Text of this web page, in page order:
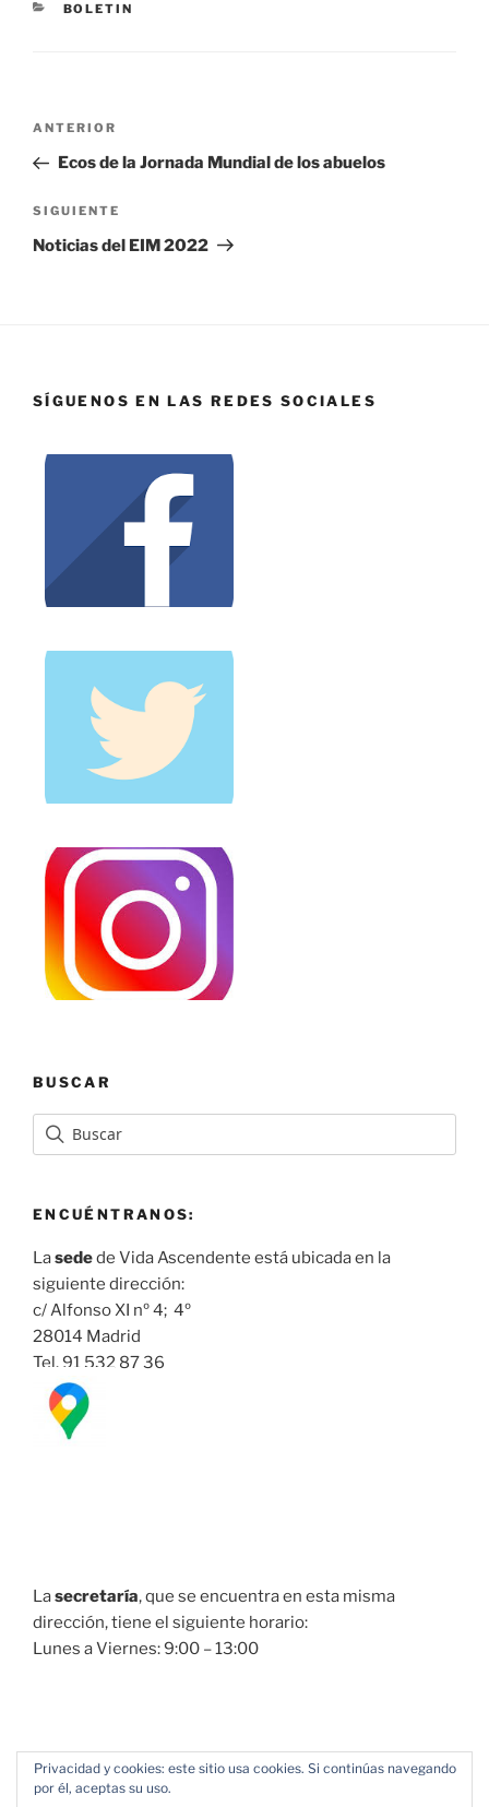
BOLETIN
ANTERIOR
Ecos de la Jornada Mundial de los abuelos
SIGUIENTE
Noticias del EIM 2022
SÍGUENOS EN LAS REDES SOCIALES
BUSCAR
ENCUÉNTRANOS:
Lasedede Vida Ascendente está ubicada en la
siguiente dirección:
c/ Alfonso XI nº 4; 4º
28014 Madrid
Tel. 91 532 87 36
Lasecretaría, que se encuentra en esta misma
dirección, tiene el siguiente horario:
Lunes a Viernes: 9:00 – 13:00
Privacidad y cookies: este sitio usa cookies. Si continúas navegando
por él, aceptas su uso.